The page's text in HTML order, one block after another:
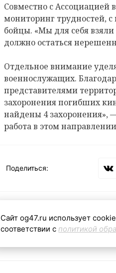
Совместно с Ассоциацией
мониторинг трудностей,
бойцы. «Мы для себя
должно остаться
Отдельное внимание
военнослужащих.
представителями
захоронения погибших
найдены 4 захоронения»,
работа в этом
Поделиться:
Теги:
Сайт og47.ru использует
соответствии сполитикой